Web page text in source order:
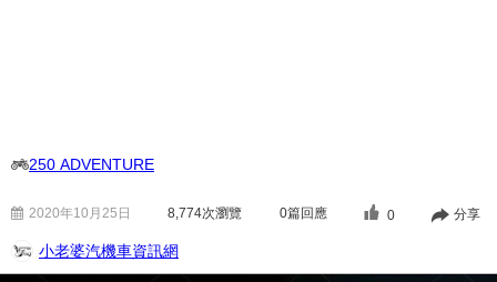
250 ADVENTURE
2020年10月25日 8,774次瀏覽 0篇回應 0 分享
小老婆汽機車資訊網